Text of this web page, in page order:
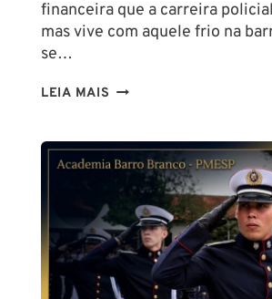
financeira que a carreira
mas vive com aquele frio na
se…
LEIA MAIS TENHO
SER
POLICIAL?
DESCUBRA
AS
NOVAS
REGRAS!
ALTURA